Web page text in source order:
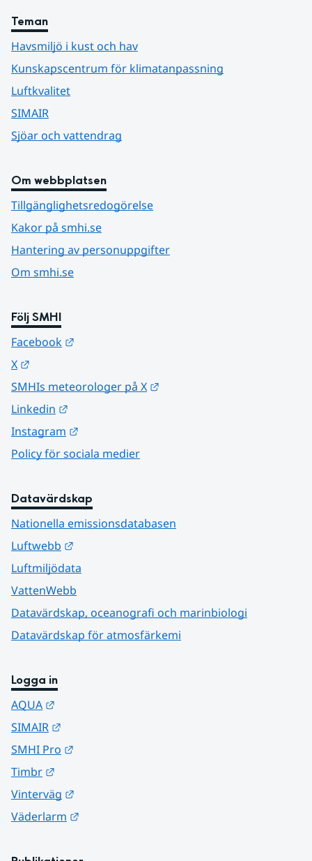
Teman
Havsmiljö i kust och hav
Kunskapscentrum för klimatanpassning
Luftkvalitet
SIMAIR
Sjöar och vattendrag
Om webbplatsen
Tillgänglighetsredogörelse
Kakor på smhi.se
Hantering av personuppgifter
Om smhi.se
Följ SMHI
Facebook
X
SMHIs meteorologer på X
Linkedin
Instagram
Policy för sociala medier
Datavärdskap
Nationella emissionsdatabasen
Luftwebb
Luftmiljödata
VattenWebb
Datavärdskap, oceanografi och marinbiologi
Datavärdskap för atmosfärkemi
Logga in
AQUA
SIMAIR
SMHI Pro
Timbr
Vinterväg
Väderlarm